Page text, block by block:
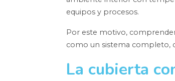
equipos y procesos.
Por este motivo,
como un sistema completo,
La cubierta